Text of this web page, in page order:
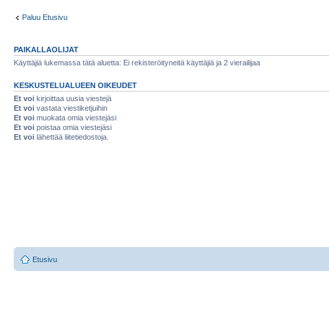
Paluu Etusivu
PAIKALLAOLIJAT
Käyttäjiä lukemassa tätä aluetta: Ei rekisteröityneitä käyttäjiä ja 2 vierailijaa
KESKUSTELUALUEEN OIKEUDET
Et voi kirjoittaa uusia viestejä
Et voi vastata viestiketjuihin
Et voi muokata omia viestejäsi
Et voi poistaa omia viestejäsi
Et voi lähettää liitetiedostoja.
Etusivu